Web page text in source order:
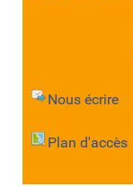
Nous écrire
Plan d'accès